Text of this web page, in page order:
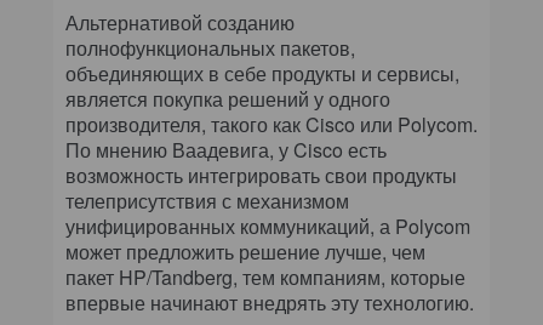
Альтернативой созданию
полнофункциональных пакетов,
объединяющих в себе продукты и сервисы,
является покупка решений у одного
производителя, такого как Cisco или Polycom.
По мнению Ваадевига, у Cisco есть
возможность интегрировать свои продукты
телеприсутствия с механизмом
унифицированных коммуникаций, а Polycom
может предложить решение лучше, чем
пакет HP/Tandberg, тем компаниям, которые
впервые начинают внедрять эту технологию.